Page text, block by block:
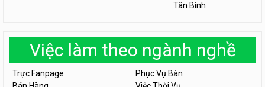
Tân Bình
Việc làm theo ngành nghề
Trực Fanpage
Phục Vụ Bàn